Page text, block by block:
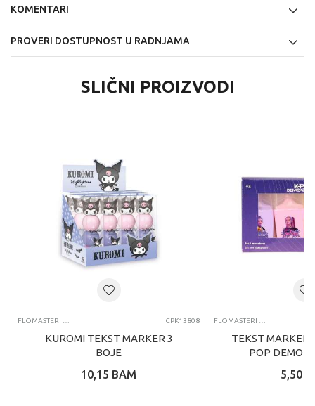
KOMENTARI
PROVERI DOSTUPNOST U RADNJAMA
SLIČNI PROIZVODI
FLOMASTERI I MARKERI CPK13808
KUROMI TEKST MARKER 3
BOJE
10,15 BAM
FLOMASTERI I MARKERI
TEKST MARKERI
POP DEMON
5,50